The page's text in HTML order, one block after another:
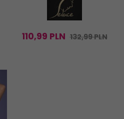
110,99 PLN 132,99 PLN